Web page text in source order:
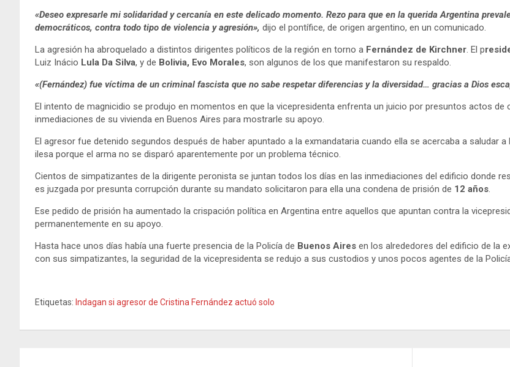
«Deseo expresarle mi solidaridad y cercanía en este delicado momento. Rezo para que en la querida Argentina
democráticos, contra todo tipo de violencia y agresión», dijo el pontífice, de origen argentino, en un comunicado.
La agresión ha abroquelado a distintos dirigentes políticos de la región en torno a Fernández de Kirchner. El p
Luiz Inácio Lula Da Silva, y de Bolivia, Evo Morales, son algunos de los que manifestaron su respaldo.
«(Fernández) fue víctima de un criminal fascista que no sabe respetar diferencias y la diversidad… gracias a Dios
El intento de magnicidio se produjo en momentos en que la vicepresidenta enfrenta un juicio por presuntos actos
inmediaciones de su vivienda en Buenos Aires para mostrarle su apoyo.
El agresor fue detenido segundos después de haber apuntado a la exmandataria cuando ella se acercaba a saludar a
ilesa porque el arma no se disparó aparentemente por un problema técnico.
Cientos de simpatizantes de la dirigente peronista se juntan todos los días en las inmediaciones del edificio donde
es juzgada por presunta corrupción durante su mandato solicitaron para ella una condena de prisión de 12 años.
Ese pedido de prisión ha aumentado la crispación política en Argentina entre aquellos que apuntan contra la
permanentemente en su apoyo.
Hasta hace unos días había una fuerte presencia de la Policía de Buenos Aires en los alrededores del edificio de la
con sus simpatizantes, la seguridad de la vicepresidenta se redujo a sus custodios y unos pocos agentes de la
Etiquetas: Indagan si agresor de Cristina Fernández actuó solo